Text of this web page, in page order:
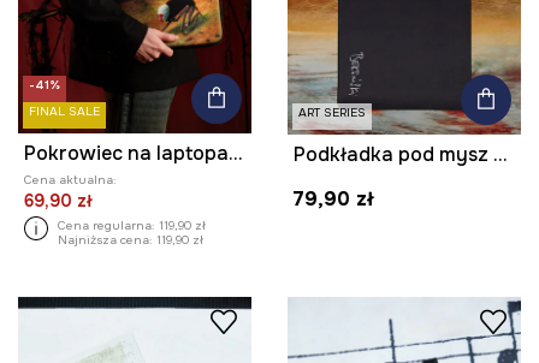
-41%
FINAL SALE
Pokrowiec na laptopa z kolekcji Zdzisław Beksiński x Medicine
Cena aktualna:
69,90 zł
Cena regularna: 119,90 zł
Najniższa cena: 119,90 zł
ART SERIES
Podkładka pod mysz z kolekcji Zdzisław Beksiński x Medicine kolor czarny
79,90 zł